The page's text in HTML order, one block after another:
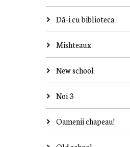
Dă-i cu biblioteca
Mishteaux
New school
Noi 3
Oamenii chapeau!